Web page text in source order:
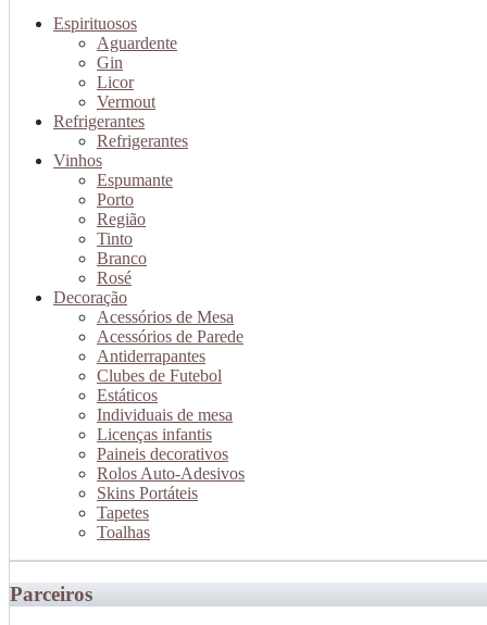
Espirituosos
Aguardente
Gin
Licor
Vermout
Refrigerantes
Refrigerantes
Vinhos
Espumante
Porto
Região
Tinto
Branco
Rosé
Decoração
Acessórios de Mesa
Acessórios de Parede
Antiderrapantes
Clubes de Futebol
Estáticos
Individuais de mesa
Licenças infantis
Paineis decorativos
Rolos Auto-Adesivos
Skins Portáteis
Tapetes
Toalhas
Parceiros